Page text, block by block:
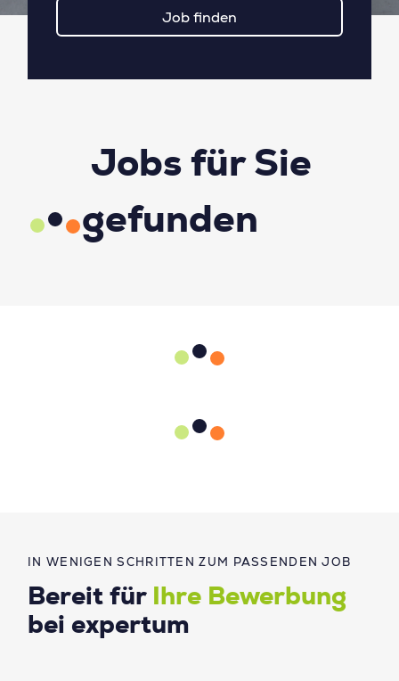
IN WENIGEN SCHRITTEN ZUM PASSENDEN JOB
Bereit für
Ihre Bewerbung
bei expertum